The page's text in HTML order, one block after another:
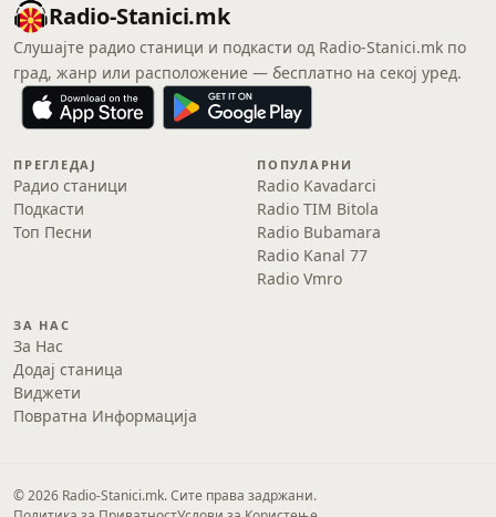
Radio-Stanici.mk
Слушајте радио станици и подкасти од Radio-Stanici.mk по
град, жанр или расположение — бесплатно на секој уред.
ПРЕГЛЕДАЈ
Радио станици
Подкасти
Топ Песни
ПОПУЛАРНИ
Radio Kavadarci
Radio TIM Bitola
Radio Bubamara
Radio Kanal 77
Radio Vmro
ЗА НАС
За Нас
Додај станица
Виджети
Повратна Информација
© 2026 Radio-Stanici.mk. Сите права задржани.